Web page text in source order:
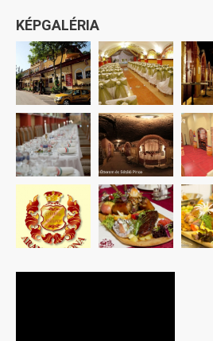
KÉPGALÉRIA